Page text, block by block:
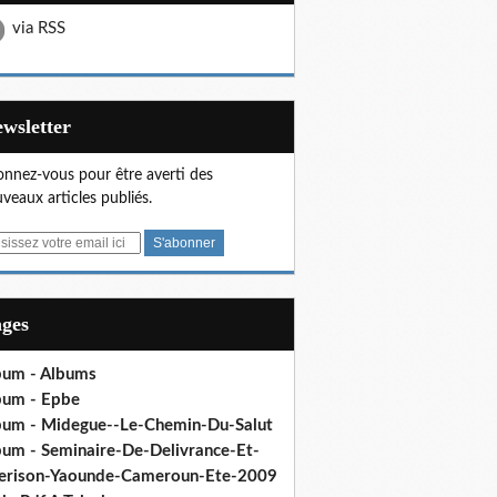
via RSS
vous pour être averti des
articles publiés.
- Albums
- Epbe
- Midegue--Le-Chemin-Du-Salut
- Seminaire-De-Delivrance-Et-
Yaounde-Cameroun-Ete-2009